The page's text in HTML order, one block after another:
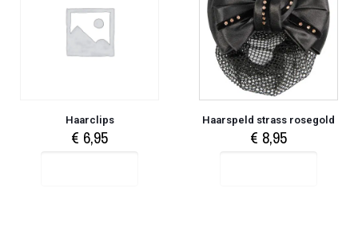
Haarclips
€ 6,95
Haarspeld strass rosegold
€ 8,95